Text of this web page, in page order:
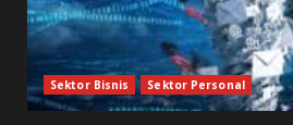
Sektor Bisnis Sektor Personal